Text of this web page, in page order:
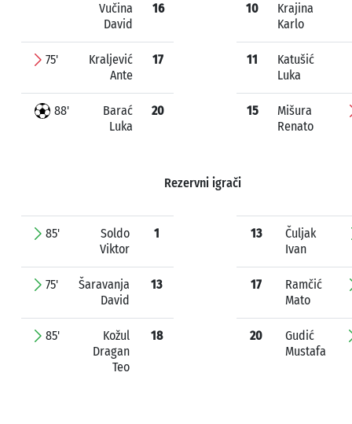
Vučina
David
16
75'
Kraljević
Ante
17
88'
Barać
Luka
20
10
Krajina
Karlo
11
Katušić
Luka
15
Mišura
Renato
Rezervni igrači
85'
Soldo
Viktor
1
75'
Šaravanja
David
13
85'
Kožul
Dragan
Teo
18
13
Čuljak
Ivan
17
Ramčić
Mato
20
Gudić
Mustafa